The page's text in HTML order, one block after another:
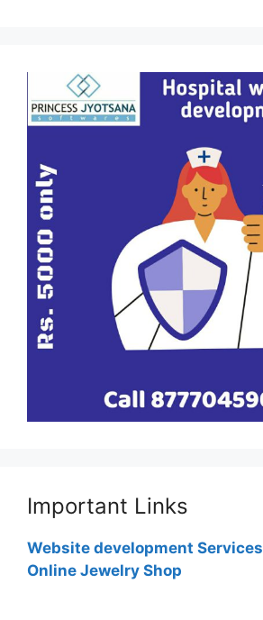
Important Links
Website development Services
Online Jewelry Shop